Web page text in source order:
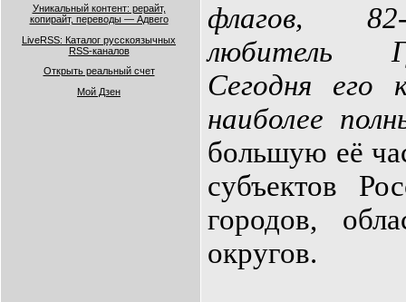
Уникальный контент: рерайт,
копирайт, переводы — Адвего
LiveRSS: Каталог русскоязычных
RSS-каналов
Открыть реальный счет
Мой Дзен
флагов,
любитель
Сегодня его
наиболее
большую её
субъектов
городов,
округов.